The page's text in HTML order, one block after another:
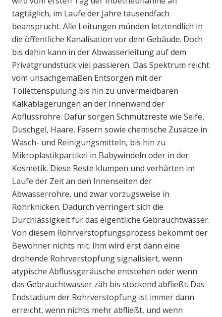
tagtäglich, im Laufe der Jahre tausendfach
beansprucht. Alle Leitungen münden letztendlich in
die öffentliche Kanalisation vor dem Gebäude. Doch
bis dahin kann in der Abwasserleitung auf dem
Privatgrundstück viel passieren. Das Spektrum reicht
vom unsachgemäßen Entsorgen mit der
Toilettenspülung bis hin zu unvermeidbaren
Kalkablagerungen an der Innenwand der
Abflussrohre. Dafür sorgen Schmutzreste wie Seife,
Duschgel, Haare, Fasern sowie chemische Zusätze in
Wasch- und Reinigungsmitteln, bis hin zu
Mikroplastikpartikel in Babywindeln oder in der
Kosmetik. Diese Reste klumpen und verhärten im
Laufe der Zeit an den Innenseiten der
Abwasserrohre, und zwar vorzugsweise in
Rohrknicken. Dadurch verringert sich die
Durchlässigkeit für das eigentliche Gebrauchtwasser.
Von diesem Rohrverstopfungsprozess bekommt der
Bewohner nichts mit. Ihm wird erst dann eine
drohende Rohrverstopfung signalisiert, wenn
atypische Abflussgeräusche entstehen oder wenn
das Gebrauchtwasser zäh bis stockend abfließt. Das
Endstadium der Rohrverstopfung ist immer dann
erreicht, wenn nichts mehr abfließt, und wenn